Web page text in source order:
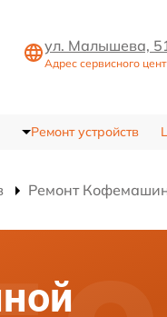
ул. Малышева,
Адрес сервисного
Ремонт устройств
Ремонт